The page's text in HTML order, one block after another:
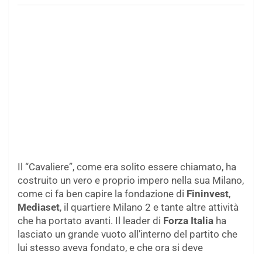
Il “Cavaliere”, come era solito essere chiamato, ha
costruito un vero e proprio impero nella sua Milano,
come ci fa ben capire la fondazione di Fininvest,
Mediaset, il quartiere Milano 2 e tante altre attività
che ha portato avanti. Il leader di Forza Italia ha
lasciato un grande vuoto all’interno del partito che
lui stesso aveva fondato, e che ora si deve